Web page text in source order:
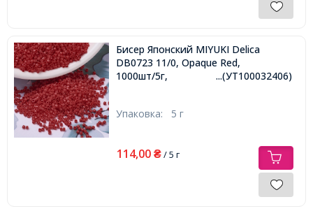
Бисер Японский MIYUKI Delica
DB0723 11/0, Opaque Red,
1000шт/5г,
...(УТ100032406)
Упаковка: 5 г
114,00 ₴/ 5 г